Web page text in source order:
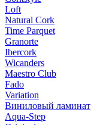
Loft
Natural Cork
Time Parquet
Granorte
Ibercork
Wicanders
Мaestro Club
Fado
Variation
Виниловый ламинат
Aqua-Step